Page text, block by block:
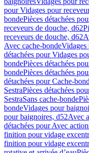
pour Vidages pour
bondePièces détachées
receveurs de douche, d62
receveurs de douche, d62
Avec cache-bondeVidages
détachées pour Vidages
bondePièces détachées
bondePièces détachées
détachées pour Cache-
SestraPièces détachées
SestraSans cache-bonde
bondeVidages pour
pour baignoires, d52Avec
détachées pour Avec
finition pour vidage
finition pour vidage